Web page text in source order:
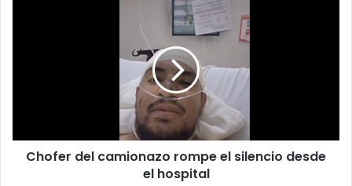
hospital
Chofer del camionazo rompe el silencio desde
el hospital